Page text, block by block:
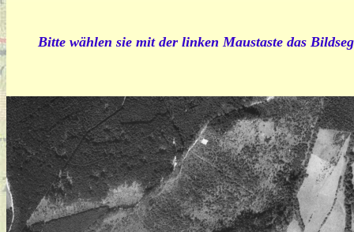
Bitte wählen sie mit der linken Maustaste das